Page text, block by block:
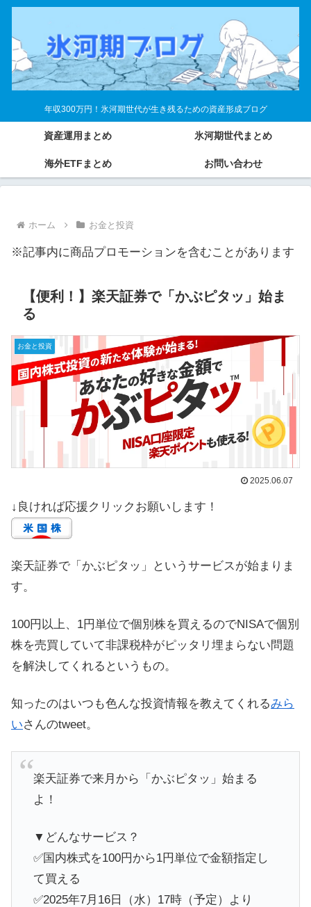
年収300万円！氷河期世代が生き残るための資産形成ブログ
資産運用まとめ 氷河期世代まとめ
海外ETFまとめ お問い合わせ
ホーム お金と投資
※記事内に商品プロモーションを含むことがあります
【便利！】楽天証券で「かぶピタッ」始ま
る
お金と投資
2025.06.07
↓良ければ応援クリックお願いします！
楽天証券で「かぶピタッ」というサービスが始まりま
す。
100円以上、1円単位で個別株を買えるのでNISAで個別
株を売買していて非課税枠がピッタリ埋まらない問題
を解決してくれるというもの。
知ったのはいつも色んな投資情報を教えてくれるみら
いさんのtweet。
楽天証券で来月から「かぶピタッ」始まる
よ！
▼どんなサービス？
✅国内株式を100円から1円単位で金額指定し
て買える
✅2025年7月16日（水）17時（予定）より